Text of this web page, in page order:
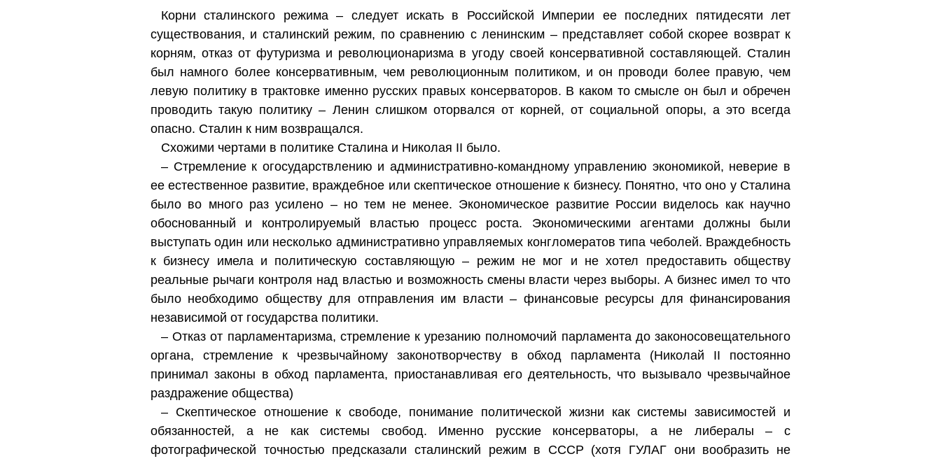
Корни сталинского режима – следует искать в Российской Империи ее последних пятидесяти лет
существования, и сталинский режим, по сравнению с ленинским – представляет собой скорее возврат к
корням, отказ от футуризма и революционаризма в угоду своей консервативной составляющей. Сталин
был намного более консервативным, чем революционным политиком, и он проводи более правую, чем
левую политику в трактовке именно русских правых консерваторов. В каком то смысле он был и обречен
проводить такую политику – Ленин слишком оторвался от корней, от социальной опоры, а это всегда
опасно. Сталин к ним возвращался.
Схожими чертами в политике Сталина и Николая II было.
– Стремление к огосударствлению и административно-командному управлению экономикой, неверие в
ее естественное развитие, враждебное или скептическое отношение к бизнесу. Понятно, что оно у Сталина
было во много раз усилено – но тем не менее. Экономическое развитие России виделось как научно
обоснованный и контролируемый властью процесс роста. Экономическими агентами должны были
выступать один или несколько административно управляемых конгломератов типа чеболей. Враждебность
к бизнесу имела и политическую составляющую – режим не мог и не хотел предоставить обществу
реальные рычаги контроля над властью и возможность смены власти через выборы. А бизнес имел то что
было необходимо обществу для отправления им власти – финансовые ресурсы для финансирования
независимой от государства политики.
– Отказ от парламентаризма, стремление к урезанию полномочий парламента до законосовещательного
органа, стремление к чрезвычайному законотворчеству в обход парламента (Николай II постоянно
принимал законы в обход парламента, приостанавливая его деятельность, что вызывало чрезвычайное
раздражение общества)
– Скептическое отношение к свободе, понимание политической жизни как системы зависимостей и
обязанностей, а не как системы свобод. Именно русские консерваторы, а не либералы – с
фотографической точностью предсказали сталинский режим в СССР (хотя ГУЛАГ они вообразить не